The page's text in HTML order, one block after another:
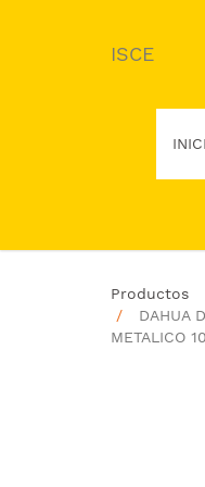
ISCE
Productos
DAHUA
METALICO